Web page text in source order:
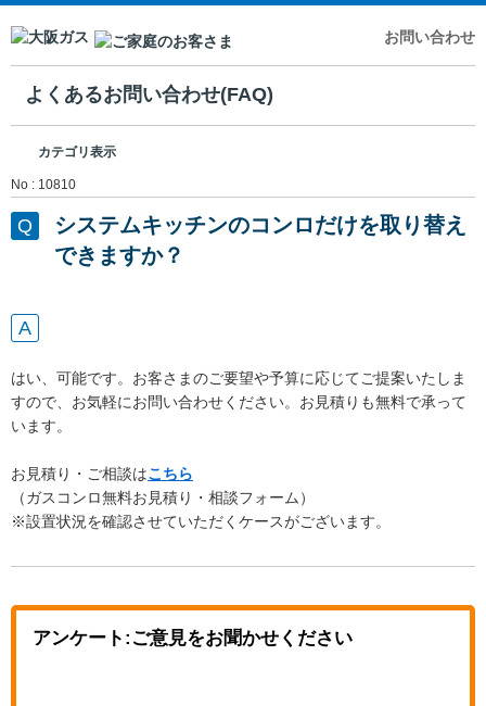
お問い合わせ
よくあるお問い合わせ(FAQ)
カテゴリ表示
No : 10810
システムキッチンのコンロだけを取り替え
できますか？
はい、可能です。お客さまのご要望や予算に応じてご提案いたしま
すので、お気軽にお問い合わせください。お見積りも無料で承って
います。
お見積り・ご相談はこちら
（ガスコンロ無料お見積り・相談フォーム）
※設置状況を確認させていただくケースがございます。
アンケート:ご意見をお聞かせください